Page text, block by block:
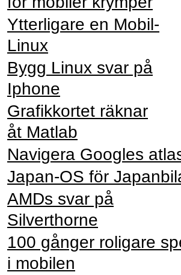
Ytterligare en Mobil-
Linux
Bygg Linux svar på
Iphone
Grafikkortet räknar
åt Matlab
Navigera Googles
Japan-OS för
AMDs svar på
Silverthorne
100 gånger roligare
i mobilen